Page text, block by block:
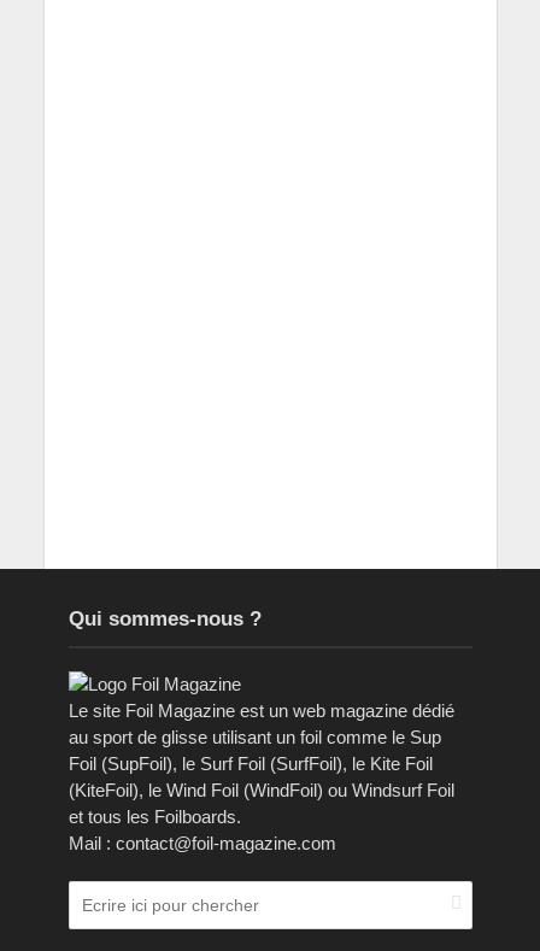
Qui sommes-nous ?
Le site Foil Magazine est un web magazine dédié
au sport de glisse utilisant un foil comme le Sup
Foil (SupFoil), le Surf Foil (SurfFoil), le Kite Foil
(KiteFoil), le Wind Foil (WindFoil) ou Windsurf Foil
et tous les Foilboards.
Mail : contact@foil-magazine.com